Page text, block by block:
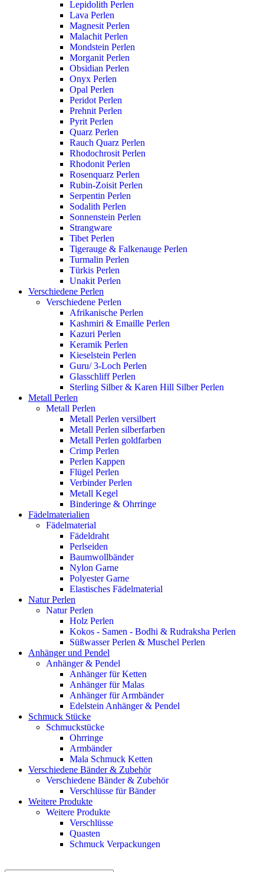
Lepidolith Perlen
Lava Perlen
Magnesit Perlen
Malachit Perlen
Mondstein Perlen
Morganit Perlen
Obsidian Perlen
Onyx Perlen
Opal Perlen
Peridot Perlen
Prehnit Perlen
Pyrit Perlen
Quarz Perlen
Rauch Quarz Perlen
Rhodochrosit Perlen
Rhodonit Perlen
Rosenquarz Perlen
Rubin-Zoisit Perlen
Serpentin Perlen
Sodalith Perlen
Sonnenstein Perlen
Strangware
Tibet Perlen
Tigerauge & Falkenauge Perlen
Turmalin Perlen
Türkis Perlen
Unakit Perlen
Verschiedene Perlen
Verschiedene Perlen
Afrikanische Perlen
Kashmiri & Emaille Perlen
Kazuri Perlen
Keramik Perlen
Kieselstein Perlen
Guru/ 3-Loch Perlen
Glasschliff Perlen
Sterling Silber & Karen Hill Silber Perlen
Metall Perlen
Metall Perlen
Metall Perlen versilbert
Metall Perlen silberfarben
Metall Perlen goldfarben
Crimp Perlen
Perlen Kappen
Flügel Perlen
Verbinder Perlen
Metall Kegel
Binderinge & Ohrringe
Fädelmaterialien
Fädelmaterial
Fädeldraht
Perlseiden
Baumwollbänder
Nylon Garne
Polyester Garne
Elastisches Fädelmaterial
Natur Perlen
Natur Perlen
Holz Perlen
Kokos - Samen - Bodhi & Rudraksha Perlen
Süßwasser Perlen & Muschel Perlen
Anhänger und Pendel
Anhänger & Pendel
Anhänger für Ketten
Anhänger für Malas
Anhänger für Armbänder
Edelstein Anhänger & Pendel
Schmuck Stücke
Schmuckstücke
Ohrringe
Armbänder
Mala Schmuck Ketten
Verschiedene Bänder & Zubehör
Verschiedene Bänder & Zubehör
Verschlüsse für Bänder
Weitere Produkte
Weitere Produkte
Verschlüsse
Quasten
Schmuck Verpackungen